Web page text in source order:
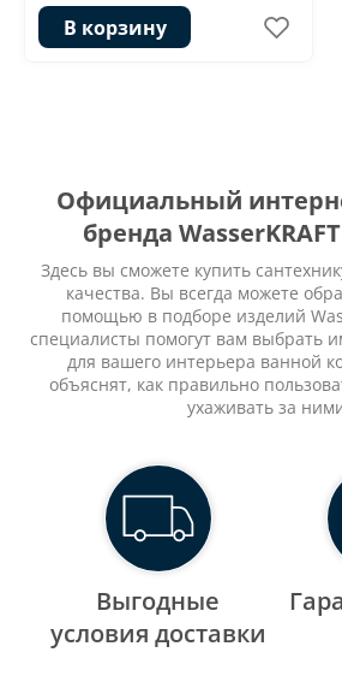
В корзину
Официальный
бренда
Здесь вы сможете купить
качества. Вы всегда можете
помощью в подборе изделий
специалисты помогут вам выбрать
для вашего интерьера ванной
объяснят, как правильно
ухаживать за
Выгодные
уcловия доставки